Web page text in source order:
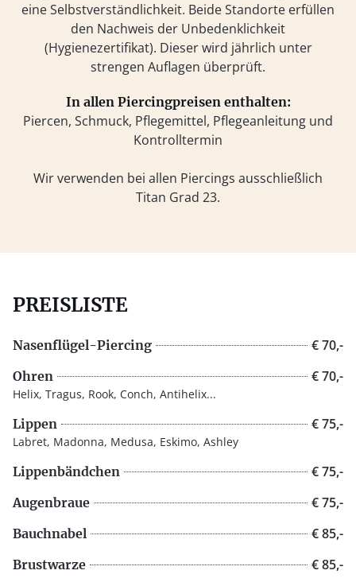
eine Selbstverständlichkeit. Beide Standorte erfüllen
den Nachweis der Unbedenklichkeit
(Hygienezertifikat). Dieser wird jährlich unter
strengen Auflagen überprüft.
In allen Piercingpreisen enthalten:
Piercen, Schmuck, Pflegemittel, Pflegeanleitung und
Kontrolltermin
Wir verwenden bei allen Piercings ausschließlich
Titan Grad 23.
PREISLISTE
Nasenflügel-Piercing € 70,-
Ohren € 70,-
Helix, Tragus, Rook, Conch, Antihelix...
Lippen € 75,-
Labret, Madonna, Medusa, Eskimo, Ashley
Lippenbändchen € 75,-
Augenbraue € 75,-
Bauchnabel € 85,-
Brustwarze € 85,-